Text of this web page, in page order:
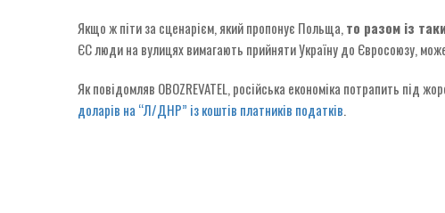
Якщо ж піти за сценарієм, який пропонує Польща, то разом із
ЄС люди на вулицях вимагають прийняти Україну до Євросоюзу,
Як повідомляв OBOZREVATEL, російська економіка потрапить під
доларів на “Л/ДНР” із коштів платників податків.